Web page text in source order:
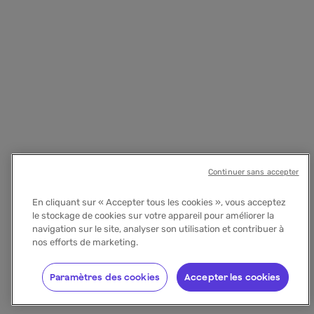
En cliquant sur « Accepter tous les cookies », vous acceptez
le stockage de cookies sur votre appareil pour améliorer la
navigation sur le site, analyser son utilisation et contribuer à
nos efforts de marketing.
Accepter les cookies
Paramètres des cookies
Continuer sans accepter